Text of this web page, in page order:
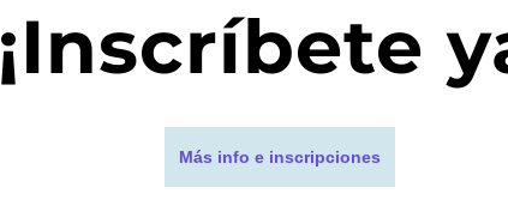
¡Inscríbete
Más info e inscripciones